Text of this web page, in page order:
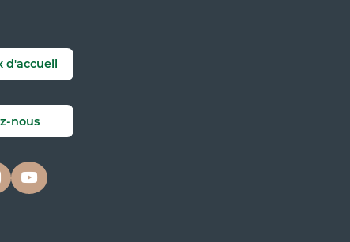
d'accueil
nous